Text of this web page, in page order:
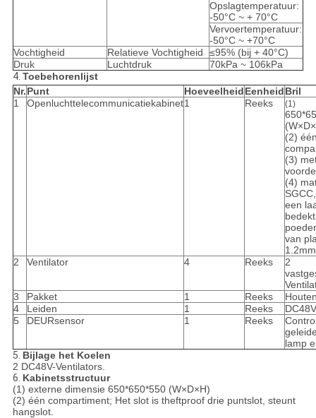
Opslagtemperatuur:
-50°C ~ + 70°C
Vervoertemperatuur:
-50°C ~ +70°C
Vochtigheid
Relatieve Vochtigheid
≤95% (bij + 40°C)
Druk
Luchtdruk
70kPa ~ 106kPa
4. Toebehorenlijst
Nr.Punt HoeveelheidEenheidBril
1
Openluchttelecommunicatiekabinet1 Reeks (1)
(2)
(3)
(4)
een
bedekt
van
1.2mm
2
Ventilator 4 Reeks
2
3
Pakket 1 Reeks
4
Leiden 1 Reeks
DC48V
5
DEURsensor 1 Reeks
lamp
5. Bijlage het Koelen
2 DC48V-Ventilators.
6. Kabinetsstructuur
(1) externe dimensie 650*650*550 (W×D×H)
(2) één compartiment; Het slot is theftproof drie puntslot, steunt
hangslot.